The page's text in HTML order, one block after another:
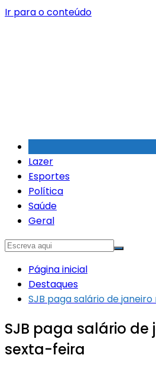
Ir para o conteúdo
Lazer
Esportes
Política
Saúde
Geral
Página inicial
Destaques
SJB paga salário de
SJB paga salário de
sexta-feira